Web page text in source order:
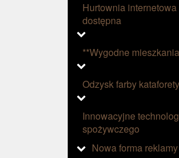
Hurtownia
dostępna
**Wygodne
Odzysk farby
Innowacyjne
spożywczego
Nowa forma